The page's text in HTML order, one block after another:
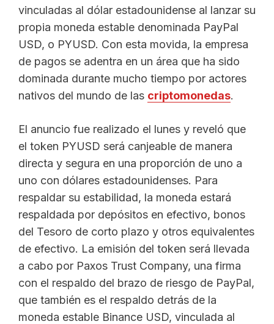
vinculadas al dólar estadounidense al lanzar su
propia moneda estable denominada PayPal
USD, o PYUSD. Con esta movida, la empresa
de pagos se adentra en un área que ha sido
dominada durante mucho tiempo por actores
nativos del mundo de las criptomonedas.
El anuncio fue realizado el lunes y reveló que
el token PYUSD será canjeable de manera
directa y segura en una proporción de uno a
uno con dólares estadounidenses. Para
respaldar su estabilidad, la moneda estará
respaldada por depósitos en efectivo, bonos
del Tesoro de corto plazo y otros equivalentes
de efectivo. La emisión del token será llevada
a cabo por Paxos Trust Company, una firma
con el respaldo del brazo de riesgo de PayPal,
que también es el respaldo detrás de la
moneda estable Binance USD, vinculada al